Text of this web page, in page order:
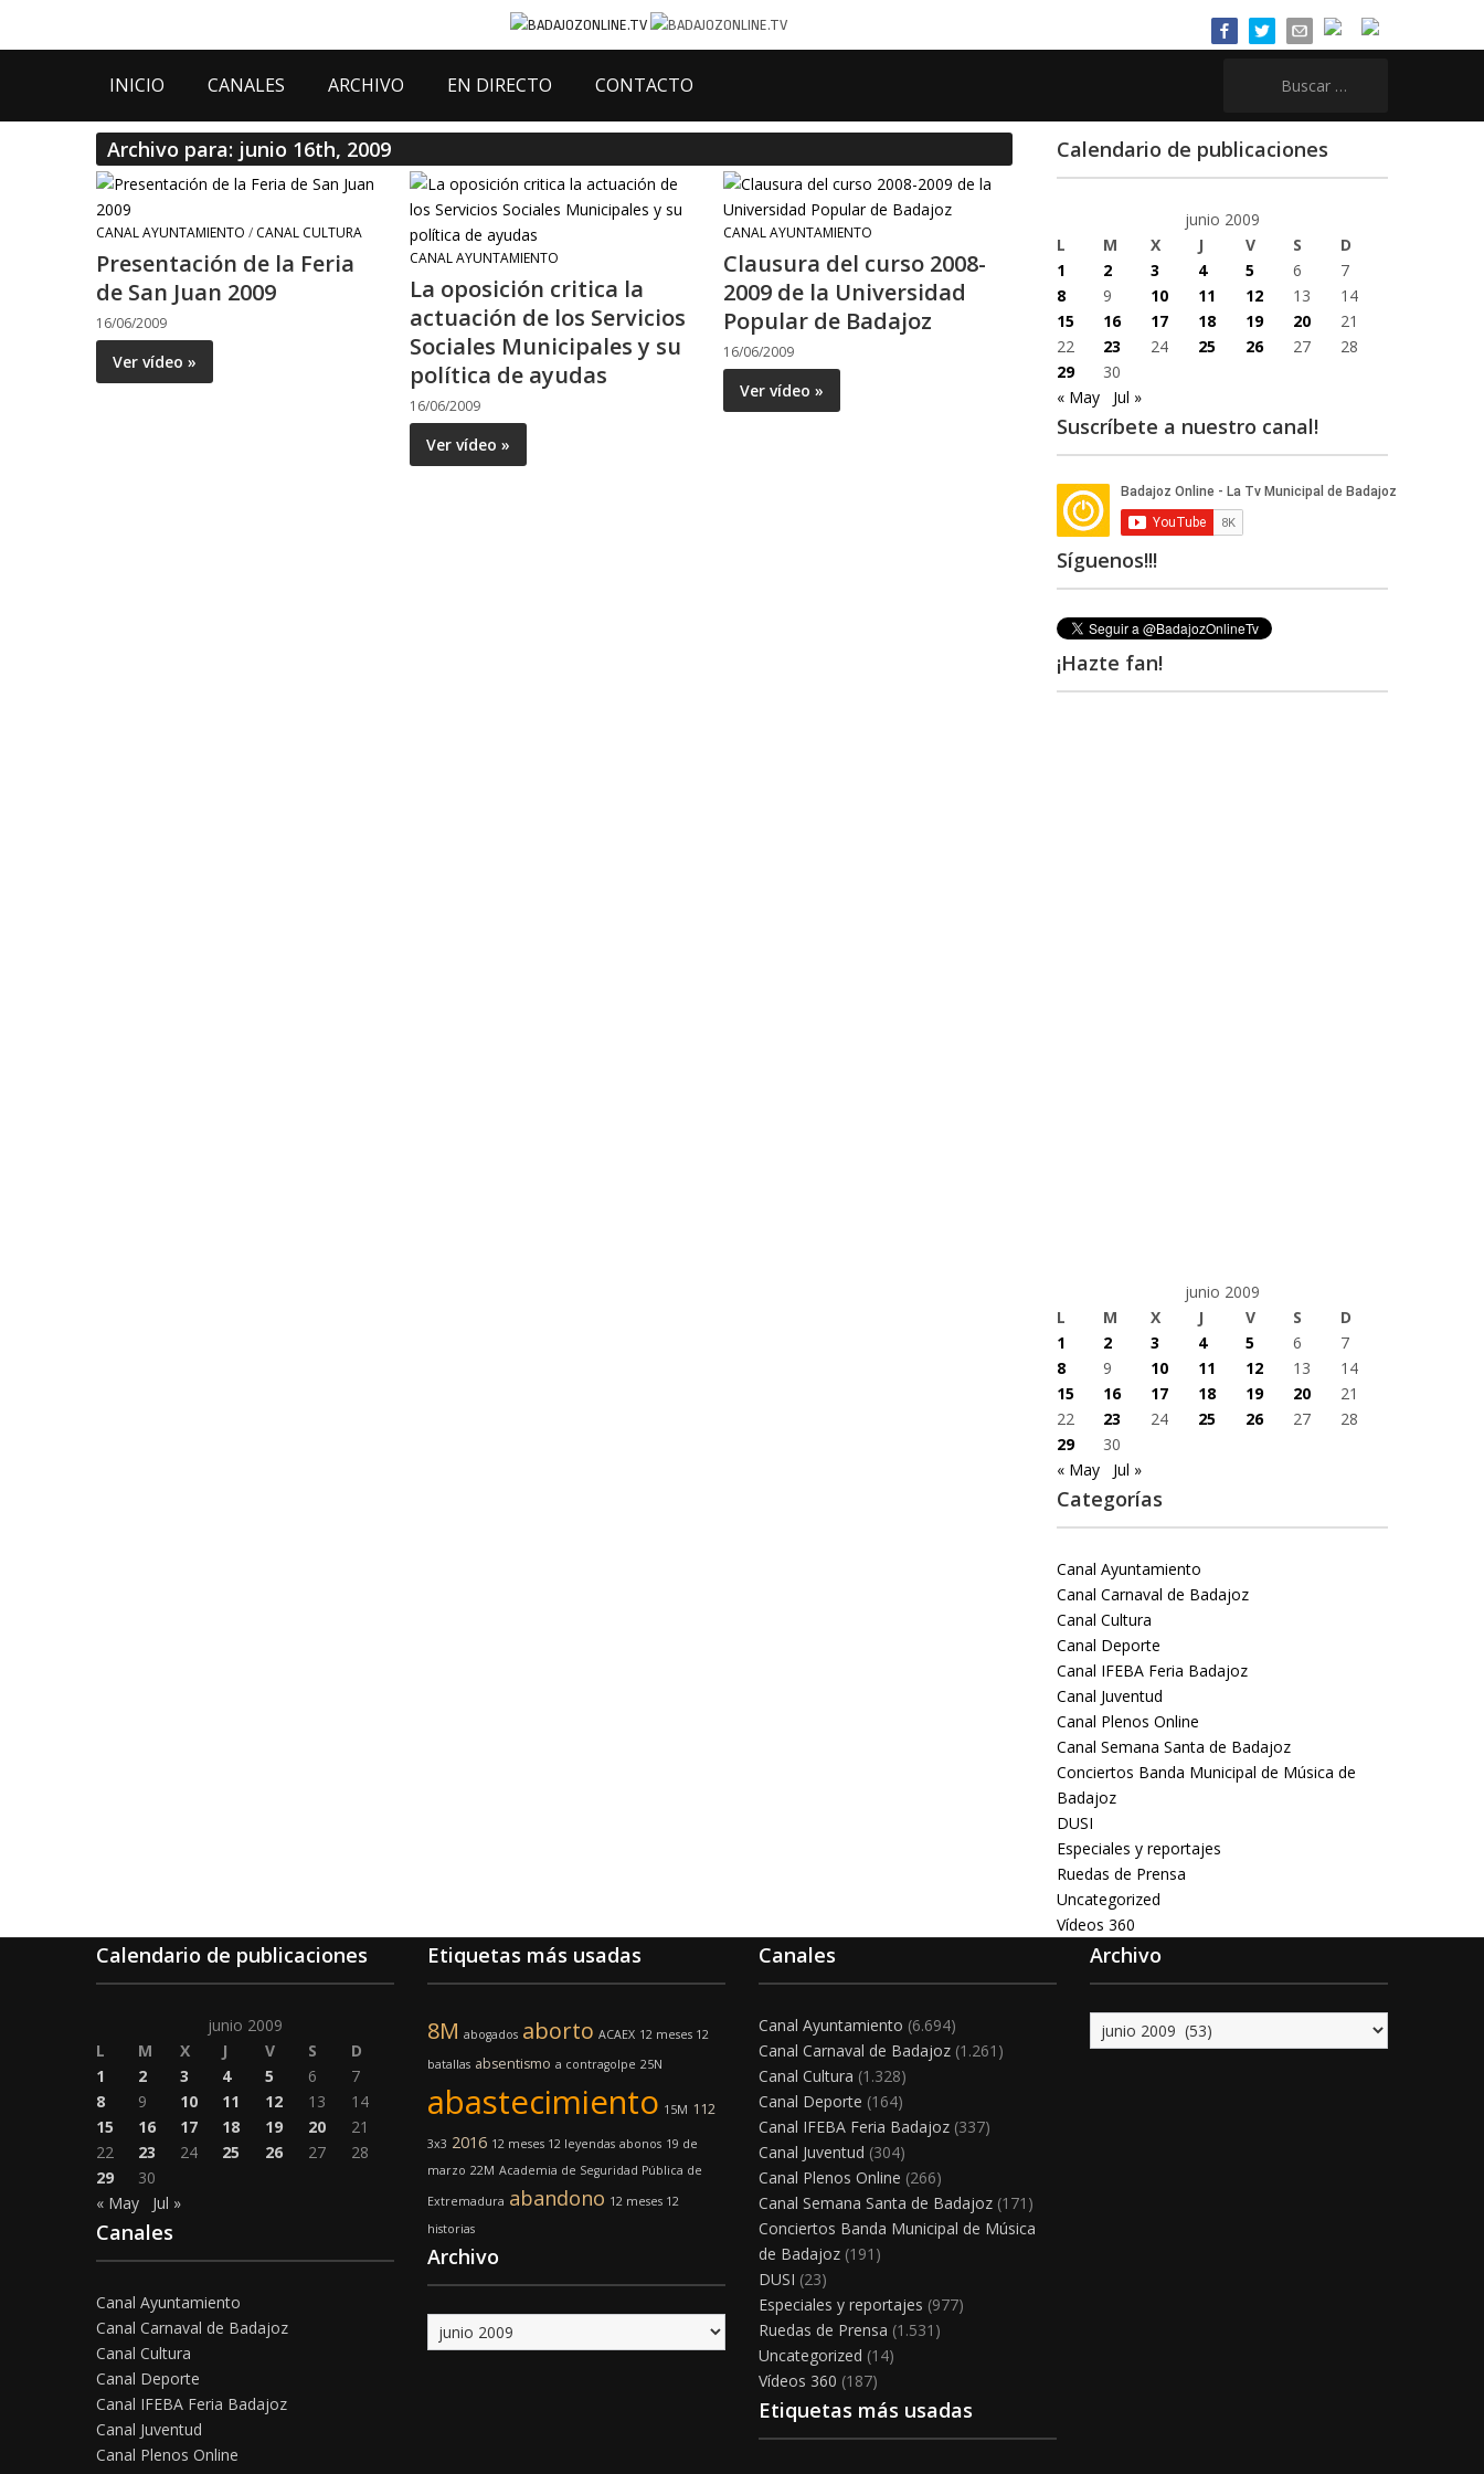
INICIO CANALES ARCHIVO EN DIRECTO CONTACTO
Archivo para: junio 16th, 2009
CANAL AYUNTAMIENTO / CANAL CULTURA
Presentación de la Feria
de San Juan 2009
16/06/2009
Ver vídeo »
CANAL AYUNTAMIENTO
La oposición critica la
actuación de los Servicios
Sociales Municipales y su
política de ayudas
16/06/2009
Ver vídeo »
CANAL AYUNTAMIENTO
Clausura del curso 2008-
2009 de la Universidad
Popular de Badajoz
16/06/2009
Ver vídeo »
Calendario de publicaciones
junio 2009
L
M X J V S
D
1
2 3 4 5 6
7
8
9 10 11 12 13
14
15
16 17 18 19 20
21
22
23 24 25 26 27
28
29
30
« May
Jul »
Suscríbete a nuestro canal!
Síguenos!!!
¡Hazte fan!
junio 2009
L
M X J V S
D
1
2 3 4 5 6
7
8
9 10 11 12 13
14
15
16 17 18 19 20
21
22
23 24 25 26 27
28
29
30
« May
Jul »
Categorías
Canal Ayuntamiento
Canal Carnaval de Badajoz
Canal Cultura
Canal Deporte
Canal IFEBA Feria Badajoz
Canal Juventud
Canal Plenos Online
Canal Semana Santa de Badajoz
Conciertos Banda Municipal de Música de
Badajoz
DUSI
Especiales y reportajes
Ruedas de Prensa
Uncategorized
Vídeos 360
Calendario de publicaciones
junio 2009
L
M X J V S
D
1
2 3 4 5 6
7
8
9 10 11 12 13
14
15
16 17 18 19 20
21
22
23 24 25 26 27
28
29
30
« May
Jul »
Canales
Canal Ayuntamiento
Canal Carnaval de Badajoz
Canal Cultura
Canal Deporte
Canal IFEBA Feria Badajoz
Canal Juventud
Canal Plenos Online
Etiquetas más usadas
8M abogados aborto ACAEX 12 meses 12
batallas absentismo a contragolpe 25N
abastecimiento 15M 112
3x3 2016 12 meses 12 leyendas abonos 19 de
marzo 22M Academia de Seguridad Pública de
Extremadura abandono 12 meses 12
historias
Archivo
Archivo
Canales
Canal Ayuntamiento (6.694)
Canal Carnaval de Badajoz (1.261)
Canal Cultura (1.328)
Canal Deporte (164)
Canal IFEBA Feria Badajoz (337)
Canal Juventud (304)
Canal Plenos Online (266)
Canal Semana Santa de Badajoz (171)
Conciertos Banda Municipal de Música
de Badajoz (191)
DUSI (23)
Especiales y reportajes (977)
Ruedas de Prensa (1.531)
Uncategorized (14)
Vídeos 360 (187)
Etiquetas más usadas
Archivo
Archivo